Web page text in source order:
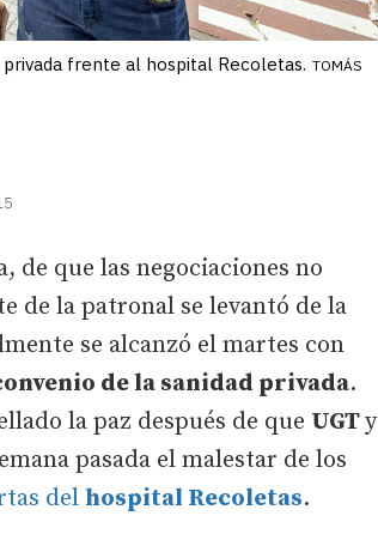
frente al hospital Recoletas. TOMÁS
de que las negociaciones no
de la patronal se levantó de la
se alcanzó el martes con
de la sanidad privada.
la paz después de que UGTy
pasada el malestar de los
del hospital Recoletas.